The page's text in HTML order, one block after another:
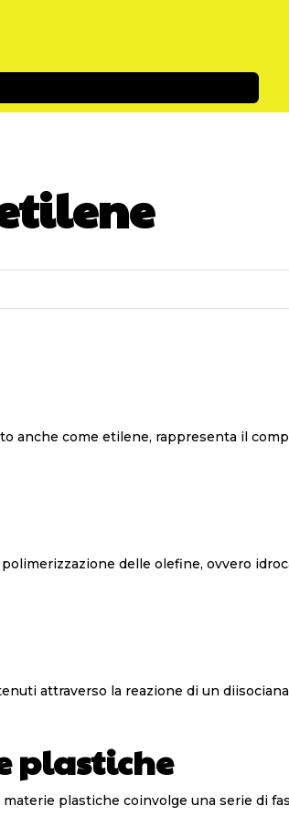
di condensazione ottenuti attraverso la reazione di
plastiche